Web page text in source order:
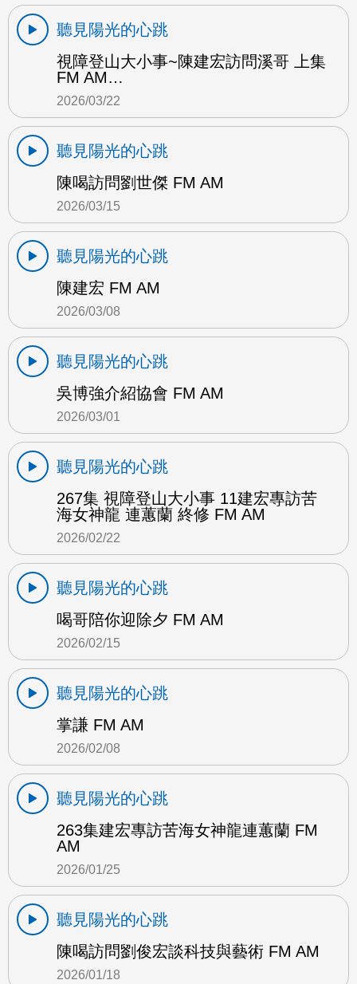
聽見陽光的心跳
視障登山大小事~陳建宏訪問溪哥 上集
FM AM…
2026/03/22
聽見陽光的心跳
陳喝訪問劉世傑 FM AM
2026/03/15
聽見陽光的心跳
陳建宏 FM AM
2026/03/08
聽見陽光的心跳
吳博強介紹協會 FM AM
2026/03/01
聽見陽光的心跳
267集 視障登山大小事 11建宏專訪苦
海女神龍 連蕙蘭 終修 FM AM
2026/02/22
聽見陽光的心跳
喝哥陪你迎除夕 FM AM
2026/02/15
聽見陽光的心跳
掌謙 FM AM
2026/02/08
聽見陽光的心跳
263集建宏專訪苦海女神龍連蕙蘭 FM
AM
2026/01/25
聽見陽光的心跳
陳喝訪問劉俊宏談科技與藝術 FM AM
2026/01/18